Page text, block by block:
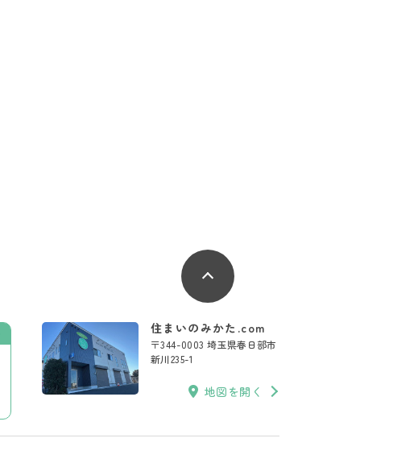
住まいのみかた.com
〒344-0003 埼玉県春日部市
新川235-1
地図を開く